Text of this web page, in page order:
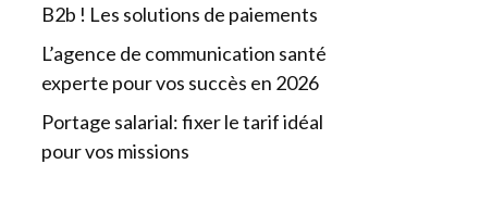
B2b ! Les solutions de paiements
L’agence de communication santé
experte pour vos succès en 2026
Portage salarial: fixer le tarif idéal
pour vos missions